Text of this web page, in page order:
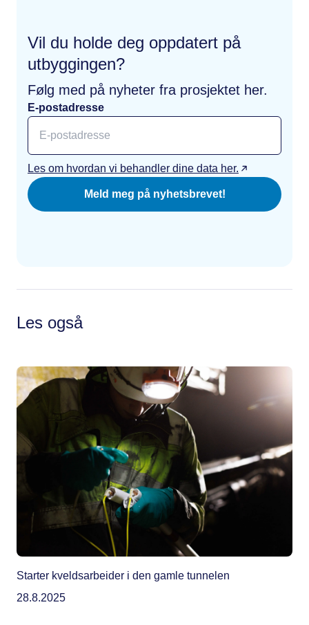
Vil du holde deg oppdatert på
utbyggingen?
Følg med på nyheter fra prosjektet her.
E-postadresse
Les om hvordan vi behandler dine data her.
Meld meg på nyhetsbrevet!
Les også
Starter kveldsarbeider i den gamle tunnelen
28.8.2025